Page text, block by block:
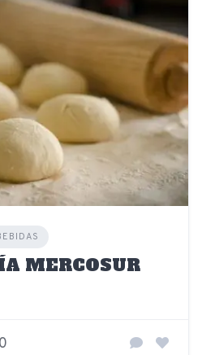
MERCOSUR